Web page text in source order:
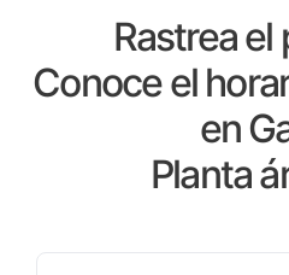
Rastrea
Conoce el
en
Planta